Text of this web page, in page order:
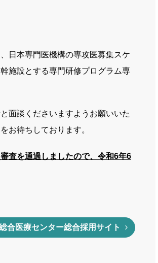
日本専門医機構の専攻医募集スケ
施設とする専門研修プログラム専
面談くださいますようお願いいた
お待ちしております。
査を通過しましたので、令和6年6
合医療センター総合採用サイト